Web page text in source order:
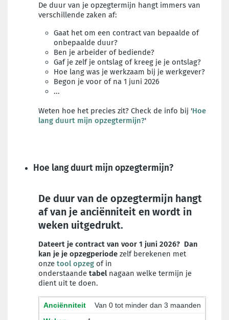
De duur van je opzegtermijn hangt immers van
verschillende zaken af:
Gaat het om een contract van bepaalde of
onbepaalde duur?
Ben je arbeider of bediende?
Gaf je zelf je ontslag of kreeg je je ontslag?
Hoe lang was je werkzaam bij je werkgever?
Begon je voor of na 1 juni 2026
...
Weten hoe het precies zit? Check de info bij 'Hoe
lang duurt mijn opzegtermijn?'
Hoe lang duurt mijn opzegtermijn?
De duur van de opzegtermijn hangt
af van je anciënniteit en wordt in
weken uitgedrukt.
Dateert je contract van voor 1 juni 2026? Dan
kan je je opzegperiode zelf berekenen met
onze tool opzeg of in
onderstaande tabel nagaan welke termijn je
dient uit te doen.
Van 0 tot minder dan 3 maanden